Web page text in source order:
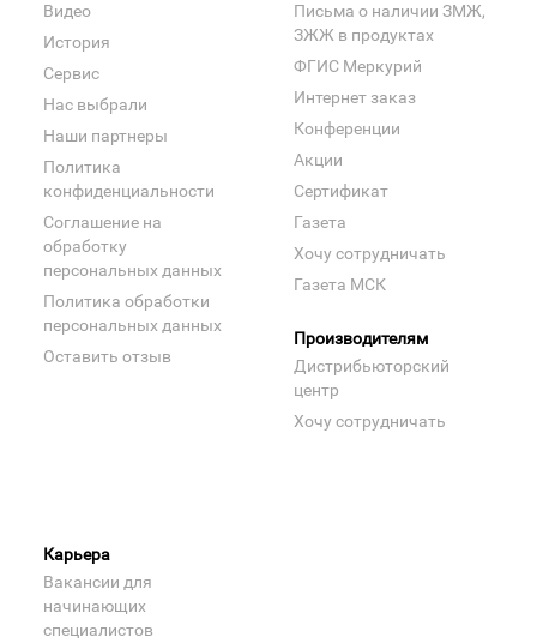
Видео
История
Сервис
Нас выбрали
Наши партнеры
Политика
конфиденциальности
Соглашение на
обработку
персональных данных
Политика обработки
персональных данных
Оставить отзыв
Письма о наличии ЗМЖ,
ЗЖЖ в продуктах
ФГИС Меркурий
Интернет заказ
Конференции
Акции
Сертификат
Газета
Хочу сотрудничать
Газета МСК
Производителям
Дистрибьюторский
центр
Хочу сотрудничать
Карьера
Вакансии для
начинающих
специалистов